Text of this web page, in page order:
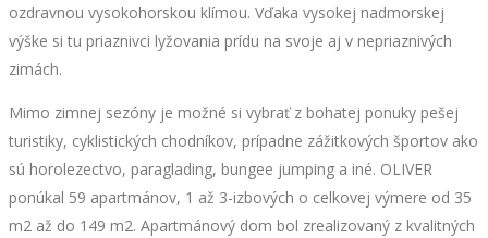
ozdravnou vysokohorskou klímou. Vďaka vysokej nadmorskej
výške si tu priaznivci lyžovania prídu na svoje aj v nepriaznivých
zimách.
Mimo zimnej sezóny je možné si vybrať z bohatej ponuky pešej
turistiky, cyklistických chodníkov, prípadne zážitkových športov ako
sú horolezectvo, paraglading, bungee jumping a iné. OLIVER
ponúkal 59 apartmánov, 1 až 3-izbových o celkovej výmere od 35
m2 až do 149 m2. Apartmánový dom bol zrealizovaný z kvalitných